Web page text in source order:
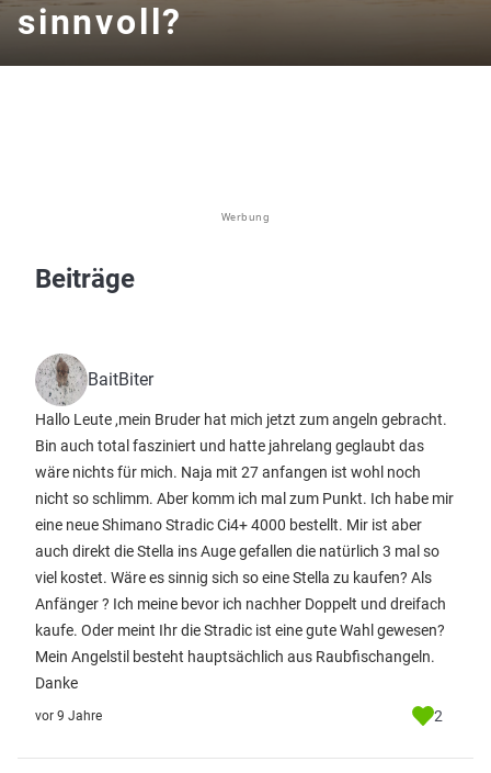
sinnvoll?
Werbung
Beiträge
BaitBiter
Hallo Leute ,mein Bruder hat mich jetzt zum angeln gebracht.
Bin auch total fasziniert und hatte jahrelang geglaubt das
wäre nichts für mich. Naja mit 27 anfangen ist wohl noch
nicht so schlimm. Aber komm ich mal zum Punkt. Ich habe mir
eine neue Shimano Stradic Ci4+ 4000 bestellt. Mir ist aber
auch direkt die Stella ins Auge gefallen die natürlich 3 mal so
viel kostet. Wäre es sinnig sich so eine Stella zu kaufen? Als
Anfänger ? Ich meine bevor ich nachher Doppelt und dreifach
kaufe. Oder meint Ihr die Stradic ist eine gute Wahl gewesen?
Mein Angelstil besteht hauptsächlich aus Raubfischangeln.
Danke
vor 9 Jahre 2